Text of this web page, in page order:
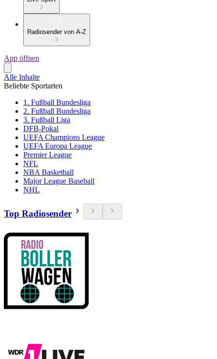
Radiosender von A-Z
App öffnen
Alle Inhalte
Beliebte Sportarten
1. Fußball Bundesliga
2. Fußball Bundesliga
3. Fußball Liga
DFB-Pokal
UEFA Champions League
UEFA Europa League
Premier League
NFL
NBA Basketball
Major League Baseball
NHL
Top Radiosender